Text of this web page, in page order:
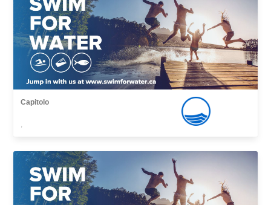
Capitolo
,